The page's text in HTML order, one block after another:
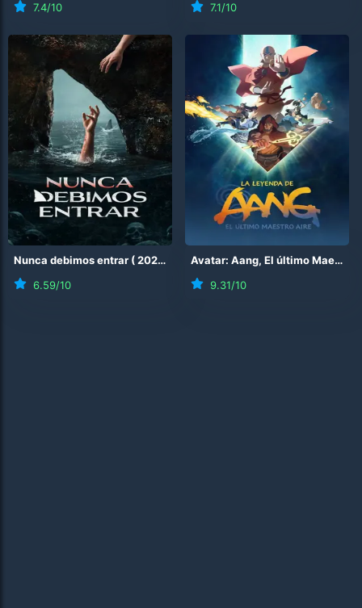
7.4/10
7.1/10
Nunca debimos entrar (2026 )
6.59/10
Avatar: Aang, El último Maestro Aire
9.31/10